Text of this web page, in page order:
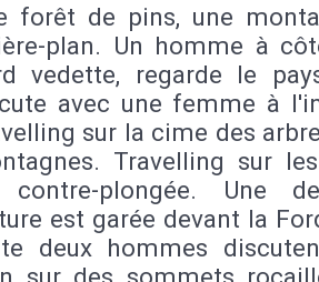
forêt de pins, une
plan. Un homme à
vedette, regarde le
avec une femme à
sur la cime des
Travelling sur
contre-plongée. Une
est garée devant la
deux hommes
sur des sommets